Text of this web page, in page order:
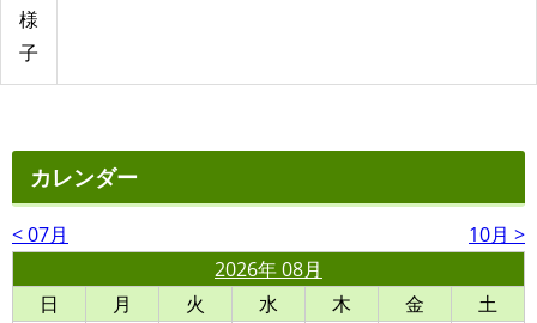
様
子
カレンダー
< 07月
10月 >
2026年 08月
日
月 火 水 木 金
土